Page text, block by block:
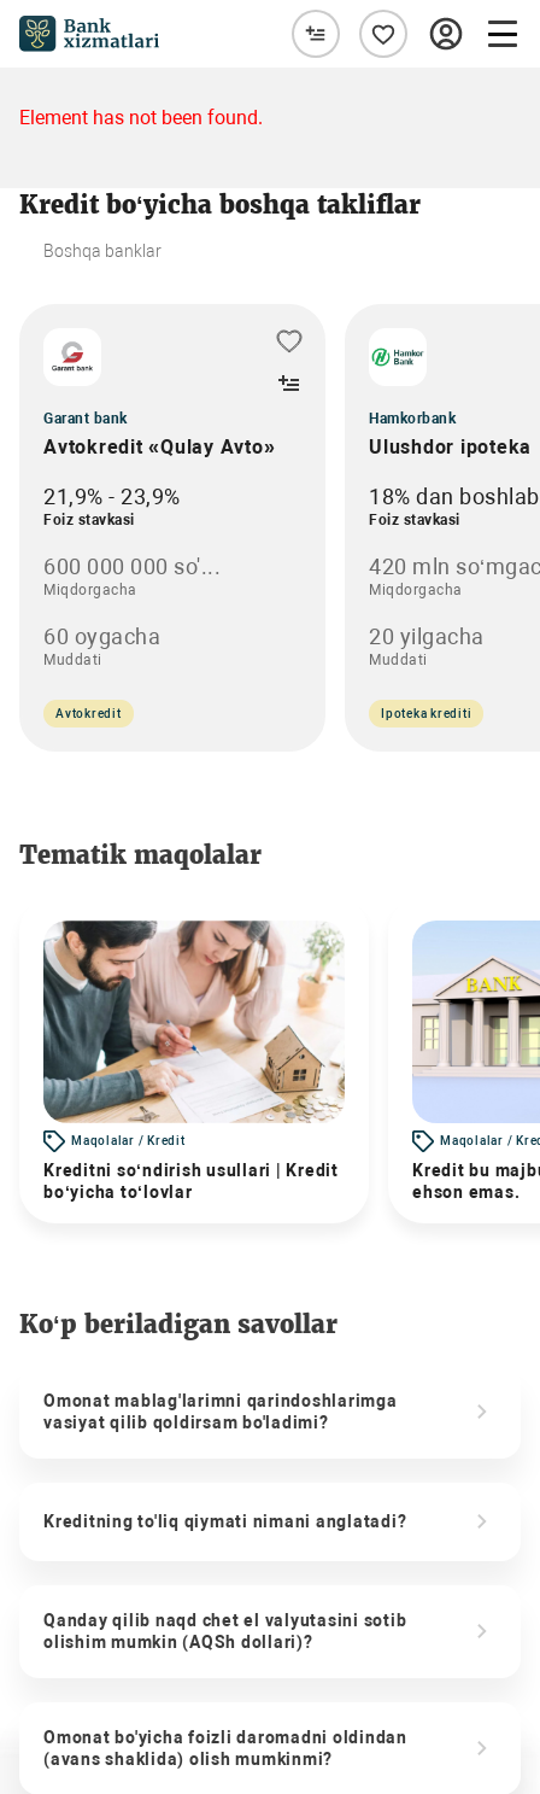
Element has not been found.
Kredit bo‘yicha boshqa takliflar
Boshqa banklar
Garant bank
Avtokredit «Qulay Avto»
21,9% - 23,9%
Foiz stavkasi
600 000 000 so'...
Miqdorgacha
60 oygacha
Muddati
Avtokredit
Hamkorbank
Ulushdor ipoteka
18% dan boshlab
Foiz stavkasi
420 mln
Miqdorgacha
20 yilgacha
Muddati
Ipoteka krediti
Tematik maqolalar
Maqolalar / Kredit
Kreditni so‘ndirish usullari | Kredit
bo‘yicha to‘lovlar
Maqolalar /
Kredit bu
ehson emas.
Ko‘p beriladigan savollar
Omonat mablag'larimni qarindoshlarimga
vasiyat qilib qoldirsam bo'ladimi?
Kreditning to'liq qiymati nimani anglatadi?
Qanday qilib naqd chet el valyutasini sotib
olishim mumkin (AQSh dollari)?
Omonat bo'yicha foizli daromadni oldindan
(avans shaklida) olish mumkinmi?